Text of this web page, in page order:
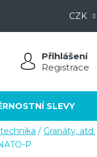
CZK
Přihlášení
Registrace
SLEVY
/ Granáty, atd.
P